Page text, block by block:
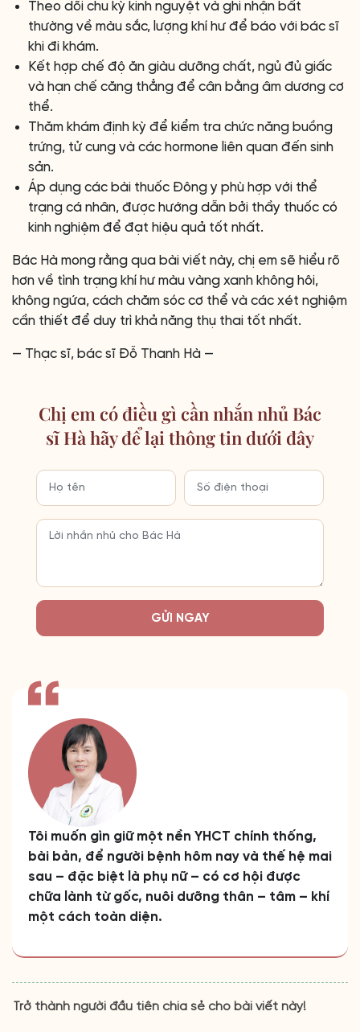
Theo dõi chu kỳ kinh nguyệt và ghi nhận bất
thường về màu sắc, lượng khí hư để báo với bác sĩ
khi đi khám.
Kết hợp chế độ ăn giàu dưỡng chất, ngủ đủ giấc
và hạn chế căng thẳng để cân bằng âm dương cơ
thể.
Thăm khám định kỳ để kiểm tra chức năng buồng
trứng, tử cung và các hormone liên quan đến sinh
sản.
Áp dụng các bài thuốc Đông y phù hợp với thể
trạng cá nhân, được hướng dẫn bởi thầy thuốc có
kinh nghiệm để đạt hiệu quả tốt nhất.
Bác Hà mong rằng qua bài viết này, chị em sẽ hiểu rõ
hơn về tình trạng khí hư màu vàng xanh không hôi,
không ngứa, cách chăm sóc cơ thể và các xét nghiệm
cần thiết để duy trì khả năng thụ thai tốt nhất.
— Thạc sĩ, bác sĩ Đỗ Thanh Hà —
Chị em có điều gì cần nhắn nhủ Bác
sĩ Hà hãy để lại thông tin dưới đây
GỬI NGAY
Tôi muốn gìn giữ một nền YHCT chính thống,
bài bản, để người bệnh hôm nay và thế hệ mai
sau – đặc biệt là phụ nữ – có cơ hội được
chữa lành từ gốc, nuôi dưỡng thân – tâm – khí
một cách toàn diện.
Trở thành người đầu tiên chia sẻ cho bài viết này!